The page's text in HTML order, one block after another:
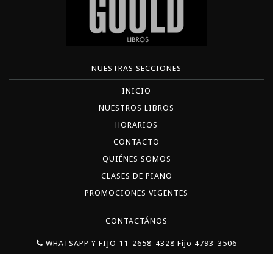
NUESTRAS SECCIONES
INICIO
NUESTROS LIBROS
HORARIOS
CONTACTO
QUIÉNES SOMOS
CLASES DE PIANO
PROMOCIONES VIGENTES
CONTACTÁNOS
WHATSAPP Y FIJO 11-2658-4328 Fijo 4793-3506